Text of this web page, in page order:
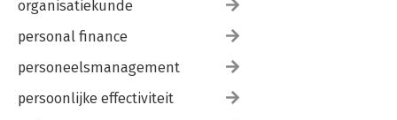
organisatiekunde
personal finance
personeelsmanagement
persoonlijke effectiviteit